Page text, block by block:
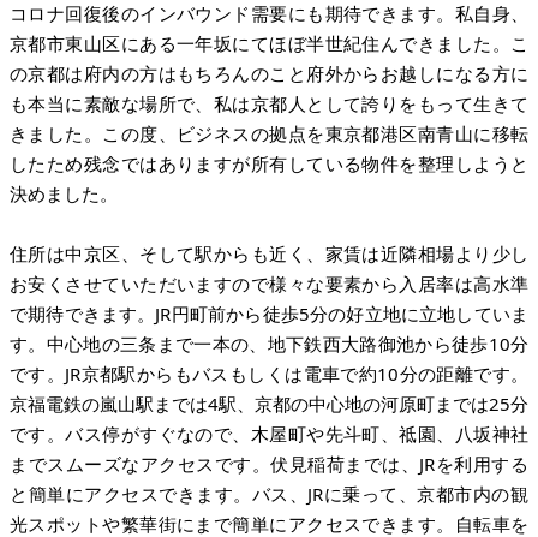
コロナ回復後のインバウンド需要にも期待できます。私自身、
京都市東山区にある一年坂にてほぼ半世紀住んできました。こ
の京都は府内の方はもちろんのこと府外からお越しになる方に
も本当に素敵な場所で、私は京都人として誇りをもって生きて
きました。この度、ビジネスの拠点を東京都港区南青山に移転
したため残念ではありますが所有している物件を整理しようと
決めました。
住所は中京区、そして駅からも近く、家賃は近隣相場より少し
お安くさせていただいますので様々な要素から入居率は高水準
で期待できます。JR円町前から徒歩5分の好立地に立地していま
す。中心地の三条まで一本の、地下鉄西大路御池から徒歩10分
です。JR京都駅からもバスもしくは電車で約10分の距離です。
京福電鉄の嵐山駅までは4駅、京都の中心地の河原町までは25分
です。バス停がすぐなので、木屋町や先斗町、祗園、八坂神社
までスムーズなアクセスです。伏見稲荷までは、JRを利用する
と簡単にアクセスできます。バス、JRに乗って、京都市内の観
光スポットや繁華街にまで簡単にアクセスできます。自転車を